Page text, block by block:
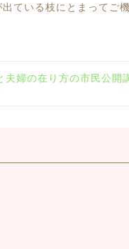
出ている枝にとまってご
夫婦の在り方の市民公開